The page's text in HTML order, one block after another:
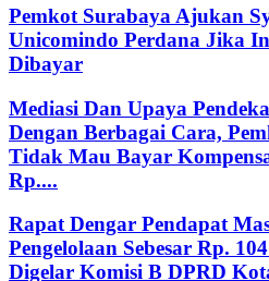
Pemkot Surabaya Ajukan
Unicomindo Perdana Jika
Dibayar
Mediasi Dan Upaya
Dengan Berbagai Cara,
Tidak Mau Bayar
Rp....
Rapat Dengar Pendapat
Pengelolaan Sebesar Rp.
Digelar Komisi B DPRD